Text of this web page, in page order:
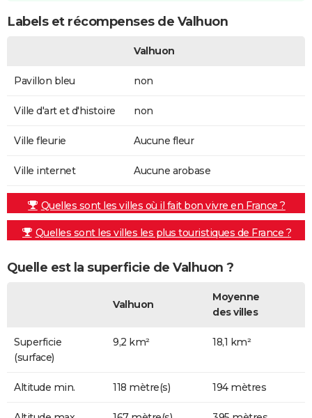
Labels et récompenses de Valhuon
Valhuon
Pavillon bleu non
Ville d'art et d'histoire non
Ville fleurie Aucune fleur
Ville internet Aucune arobase
Quelles sont les villes où il fait bon vivre en France ?
Quelles sont les villes les plus touristiques de France ?
Quelle est la superficie de Valhuon ?
Valhuon
Moyenne
des villes
Superficie
(surface)
9,2 km² 18,1 km²
Altitude min. 118 mètre(s) 194 mètres